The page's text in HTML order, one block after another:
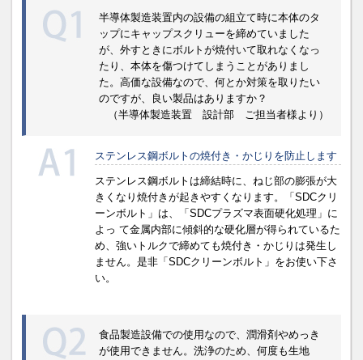
半導体製造装置内の設備の組立て時に本体のタ
ップにキャップスクリューを締めていました
が、外すときにボルトが焼付いて取れなくなっ
たり、本体を傷つけてしまうことがありまし
た。高価な設備なので、何とか対策を取りたい
のですが、良い製品はありますか？
（半導体製造装置 設計部 ご担当者様より）
ステンレス鋼ボルトの焼付き・かじりを防止します
ステンレス鋼ボルトは締結時に、ねじ部の膨張が大
きくなり焼付きが起きやすくなります。「SDCクリ
ーンボルト」は、「SDCプラズマ表面硬化処理」に
よっ て金属内部に傾斜的な硬化層が得られているた
め、強いトルクで締めても焼付き・かじりは発生し
ません。是非「SDCクリーンボルト」をお使い下さ
い。
食品製造設備での使用なので、潤滑剤やめっき
が使用できません。洗浄のため、何度も生地